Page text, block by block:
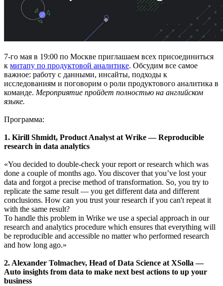
7-го мая в 19:00 по Москве приглашаем всех присоединиться
к митапу по продуктовой аналитике. Обсудим все самое
важное: работу с данными, инсайты, подходы к
исследованиям и поговорим о роли продуктового аналитика в
команде. Мероприятие пройдет полностью на английском
языке.
Программа:
1. Kirill Shmidt, Product Analyst at Wrike — Reproducible
research in data analytics
«You decided to double-check your report or research which was
done a couple of months ago. You discover that you’ve lost your
data and forgot a precise method of transformation. So, you try to
replicate the same result — you get different data and different
conclusions. How can you trust your research if you can't repeat it
with the same result?
To handle this problem in Wrike we use a special approach in our
research and analytics procedure which ensures that everything will
be reproducible and accessible no matter who performed research
and how long ago.»
2. Alexander Tolmachev, Head of Data Science at XSolla —
Auto insights from data to make next best actions to up your
business